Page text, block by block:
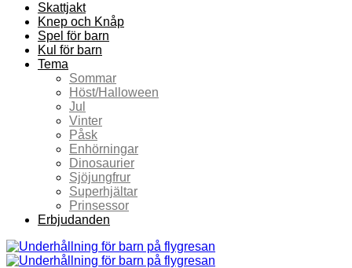
Skattjakt
Knep och Knåp
Spel för barn
Kul för barn
Tema
Sommar
Höst/Halloween
Jul
Vinter
Påsk
Enhörningar
Dinosaurier
Sjöjungfrur
Superhjältar
Prinsessor
Erbjudanden